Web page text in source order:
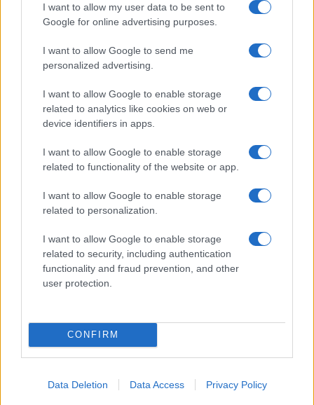
I want to allow my user data to be sent to
Google for online advertising purposes.
I want to allow Google to send me
personalized advertising.
I want to allow Google to enable storage
related to analytics like cookies on web or
device identifiers in apps.
I want to allow Google to enable storage
related to functionality of the website or app.
I want to allow Google to enable storage
related to personalization.
I want to allow Google to enable storage
related to security, including authentication
functionality and fraud prevention, and other
user protection.
CONFIRM
Data Deletion Data Access Privacy Policy
Notizie in tempo reale?
Entra nel canale telegram di
GalluraOggi.it
Inviaci le tue segnalazioni,
Su WhatsApp al numero +39
345 356 7512
Ricevi le nostre ultime news
daGoogle News
Condividi l'articolo
F
a
T
w
Pi
n
W
h
S
h